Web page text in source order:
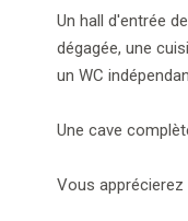
Un hall d'entrée
dégagée, une
un WC
Une cave
Vous